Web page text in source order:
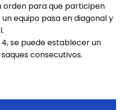
orden para que participen
equipo pasa en diagonal y
se puede establecer un
consecutivos.